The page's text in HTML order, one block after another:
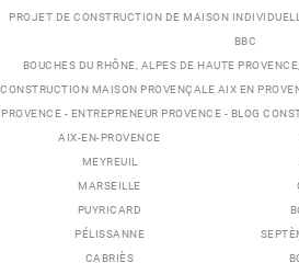
PROJET DE CONSTRUCTION DE MAISON
BBC
BOUCHES DU RHÔNE, ALPES DE HAUTE
CONSTRUCTION MAISON PROVENÇALE AIX EN
PROVENCE - ENTREPRENEUR PROVENCE - BLOG
AIX-EN-PROVENCE
MEYREUIL
MARSEILLE
PUYRICARD
PÉLISSANNE
CABRIÈS